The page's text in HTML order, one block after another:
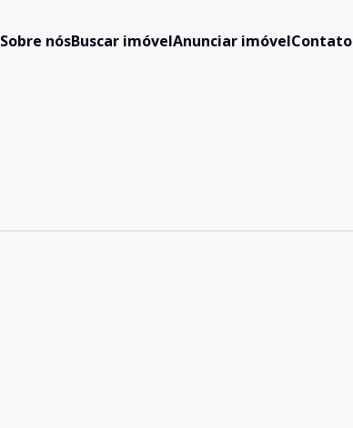
Sobre nósBuscar imóvelAnunciar imóvelContato